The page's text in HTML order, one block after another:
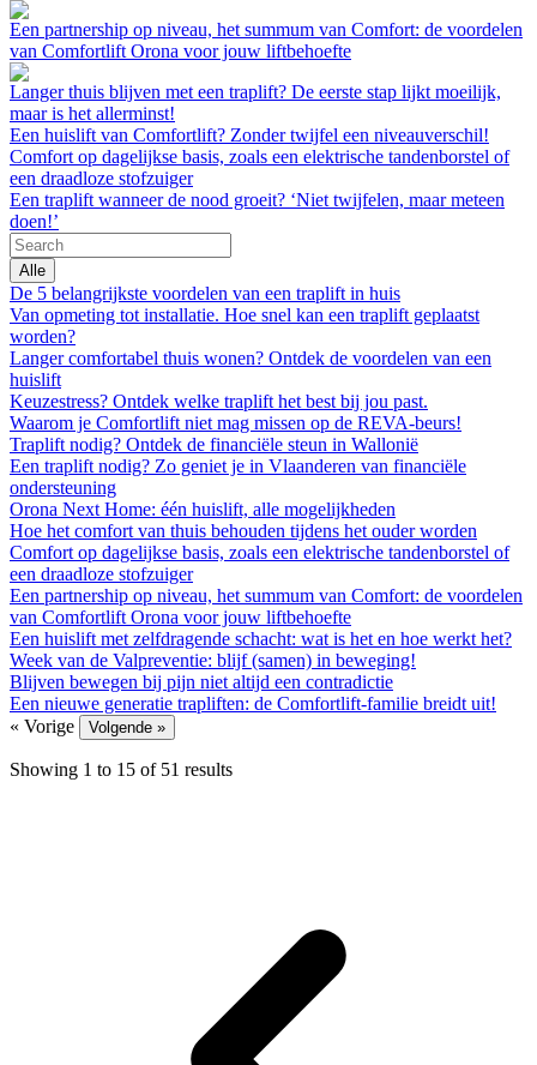
Een partnership op niveau, het summum van Comfort: de voordelen
van Comfortlift Orona voor jouw liftbehoefte
Langer thuis blijven met een traplift? De eerste stap lijkt moeilijk,
maar is het allerminst!
Een huislift van Comfortlift? Zonder twijfel een niveauverschil!
Comfort op dagelijkse basis, zoals een elektrische tandenborstel of
een draadloze stofzuiger
Een traplift wanneer de nood groeit? ‘Niet twijfelen, maar meteen
doen!’
Alle
De 5 belangrijkste voordelen van een traplift in huis
Van opmeting tot installatie. Hoe snel kan een traplift geplaatst
worden?
Langer comfortabel thuis wonen? Ontdek de voordelen van een
huislift
Keuzestress? Ontdek welke traplift het best bij jou past.
Waarom je Comfortlift niet mag missen op de REVA-beurs!
Traplift nodig? Ontdek de financiële steun in Wallonië
Een traplift nodig? Zo geniet je in Vlaanderen van financiële
ondersteuning
Orona Next Home: één huislift, alle mogelijkheden
Hoe het comfort van thuis behouden tijdens het ouder worden
Comfort op dagelijkse basis, zoals een elektrische tandenborstel of
een draadloze stofzuiger
Een partnership op niveau, het summum van Comfort: de voordelen
van Comfortlift Orona voor jouw liftbehoefte
Een huislift met zelfdragende schacht: wat is het en hoe werkt het?
Week van de Valpreventie: blijf (samen) in beweging!
Blijven bewegen bij pijn niet altijd een contradictie
Een nieuwe generatie trapliften: de Comfortlift-familie breidt uit!
« Vorige
Volgende »
Showing 1 to 15 of 51 results